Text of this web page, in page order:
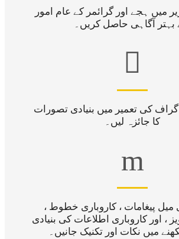
میں ہجے اور گرائمر کے عام امور
آگاہی حاصل کریں۔

کی تعمیر میں بنیادی تصورات
کا جائزہ لیں۔
m
میل پیغامات ، کاروباری خطوط ،
، اور کاروباری اطلاعات کی بنیادی
میں نکات اور تکنیک جانیں۔